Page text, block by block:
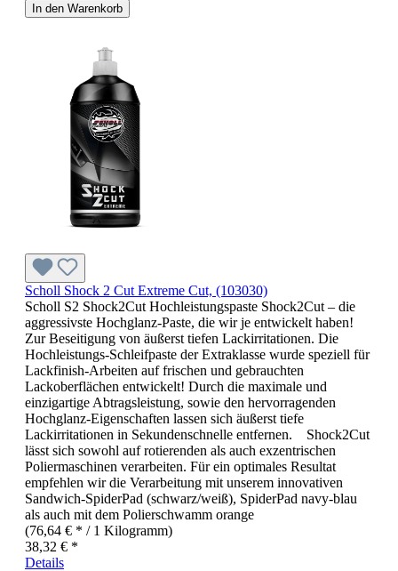
In den Warenkorb
Scholl Shock 2 Cut Extreme Cut, (103030)
Scholl S2 Shock2Cut Hochleistungspaste Shock2Cut – die
aggressivste Hochglanz-Paste, die wir je entwickelt haben!
Zur Beseitigung von äußerst tiefen Lackirritationen. Die
Hochleistungs-Schleifpaste der Extraklasse wurde speziell für
Lackfinish-Arbeiten auf frischen und gebrauchten
Lackoberflächen entwickelt! Durch die maximale und
einzigartige Abtragsleistung, sowie den hervorragenden
Hochglanz-Eigenschaften lassen sich äußerst tiefe
Lackirritationen in Sekundenschnelle entfernen. Shock2Cut
lässt sich sowohl auf rotierenden als auch exzentrischen
Poliermaschinen verarbeiten. Für ein optimales Resultat
empfehlen wir die Verarbeitung mit unserem innovativen
Sandwich-SpiderPad (schwarz/weiß), SpiderPad navy-blau
als auch mit dem Polierschwamm orange
(76,64 € * / 1 Kilogramm)
38,32 € *
Details